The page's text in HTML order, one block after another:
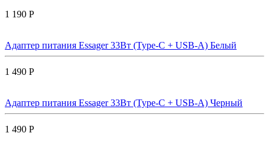
1 190 Р
Адаптер питания Essager 33Вт (Type-C + USB-A) Белый
1 490 Р
Адаптер питания Essager 33Вт (Type-C + USB-A) Черный
1 490 Р